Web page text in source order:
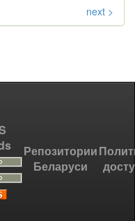
next >
Репозитории
Беларуси